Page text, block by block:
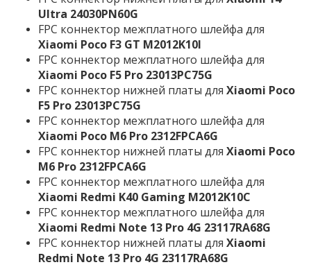
Ultra 24030PN60G
FPC коннектор межплатного шлейфа для
Xiaomi Poco F3 GT M2012K10I
FPC коннектор межплатного шлейфа для
Xiaomi Poco F5 Pro 23013PC75G
FPC коннектор нижней платы для Xiaomi Poco
F5 Pro 23013PC75G
FPC коннектор межплатного шлейфа для
Xiaomi Poco M6 Pro 2312FPCA6G
FPC коннектор нижней платы для Xiaomi Poco
M6 Pro 2312FPCA6G
FPC коннектор межплатного шлейфа для
Xiaomi Redmi K40 Gaming M2012K10C
FPC коннектор межплатного шлейфа для
Xiaomi Redmi Note 13 Pro 4G 23117RA68G
FPC коннектор нижней платы для Xiaomi
Redmi Note 13 Pro 4G 23117RA68G